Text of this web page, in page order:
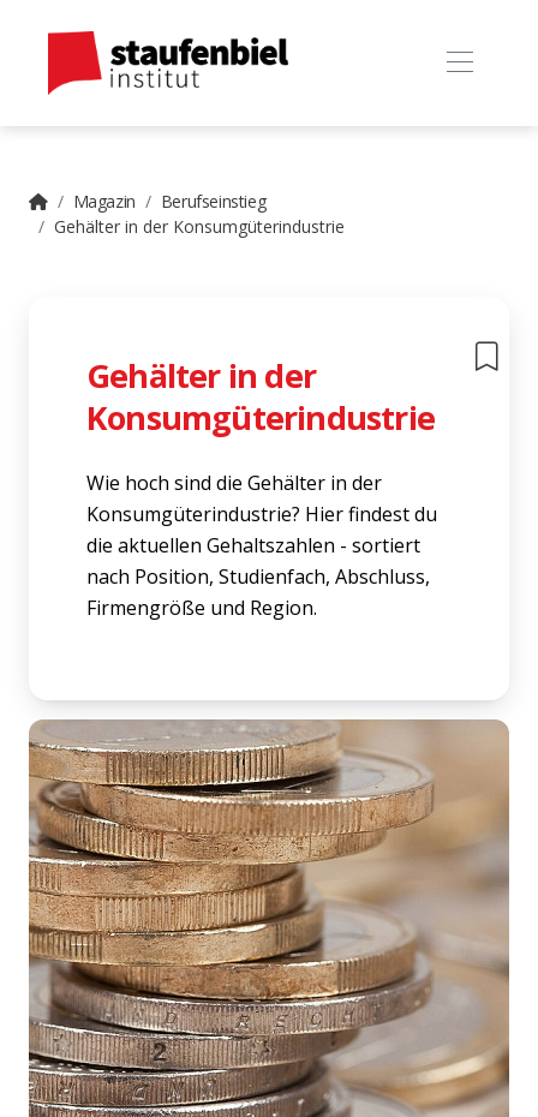
Magazin
Berufseinstieg
Gehälter in der Konsumgüterindustrie
Gehälter in der
Konsumgüterindustrie
Wie hoch sind die Gehälter in der
Konsumgüterindustrie? Hier findest du
die aktuellen Gehaltszahlen - sortiert
nach Position, Studienfach, Abschluss,
Firmengröße und Region.